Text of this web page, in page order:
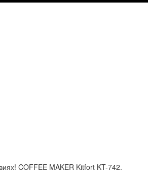
COFFEE MAKER Kitfort KT-742.